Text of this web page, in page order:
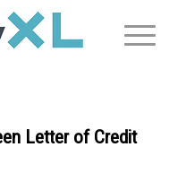
Letter of Credit